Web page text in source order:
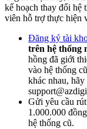
kế hoạch thay đổi hệ
viên hỗ trợ thực hiện
Đăng ký tài
trên hệ thống
hồng đã giới
vào hệ thống
khác nhau,
Gửi yêu cầu
1.000.000
hệ thống cũ.